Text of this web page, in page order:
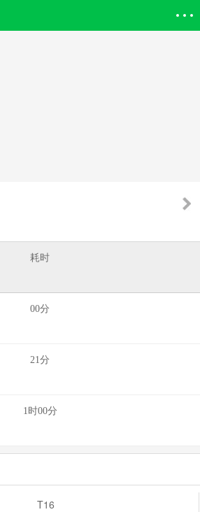
耗时
00分
21分
1时00分
T16